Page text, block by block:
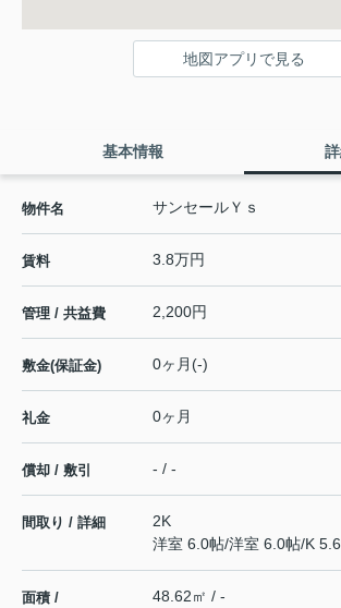
地図アプリで見る
基本情報
物件名 サンセールＹｓ
賃料 3.8万円
管理 / 共益費 2,200円
敷金(保証金) 0ヶ月(-)
礼金 0ヶ月
償却 / 敷引 - / -
間取り / 詳細
2K
洋室 6.0帖/洋室 6.0帖/K
面積 /
48.62㎡ / -